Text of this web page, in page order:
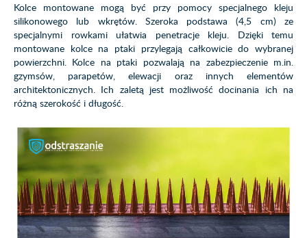
Kolce montowane mogą być przy pomocy specjalnego kleju
silikonowego lub wkrętów. Szeroka podstawa (4,5 cm) ze
specjalnymi rowkami ułatwia penetracje kleju. Dzięki temu
montowane kolce na ptaki przylegają całkowicie do wybranej
powierzchni. Kolce na ptaki pozwalają na zabezpieczenie m.in.
gzymsów, parapetów, elewacji oraz innych elementów
architektonicznych. Ich zaletą jest możliwość docinania ich na
różną szerokość i długość.